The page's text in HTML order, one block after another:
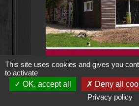
Extension bois en
façade sur maison en
Mayenne (53)
This site uses cookies and gives you
to activate
OK, accept all
Deny all
Privacy policy